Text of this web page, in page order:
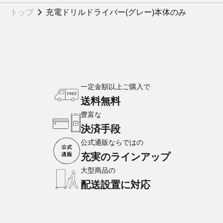
トップ 充電ドリルドライバー(グレー)本体のみ
一定金額以上ご購入で
送料無料
豊富な
決済手段
公式通販ならではの
充実のラインアップ
大型商品の
配送設置に対応